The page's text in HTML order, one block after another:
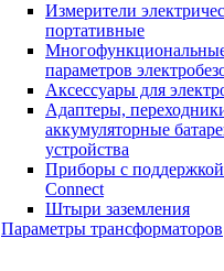
Измерители
портативные
параметров
Аксессуары для
Адаптеры,
аккумуляторные
устройства
Приборы с
Connect
Штыри заземления
Параметры трансформаторов